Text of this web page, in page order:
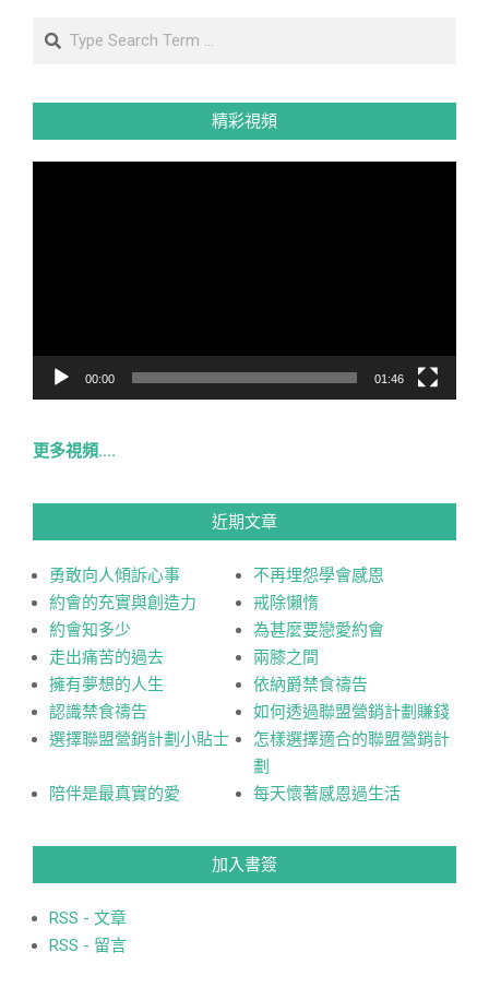
Search
精彩視頻
00:00 01:46
更多視頻….
近期文章
勇敢向人傾訴心事
不再埋怨學會感恩
約會的充實與創造力
戒除懶惰
約會知多少
為甚麼要戀愛約會
走出痛苦的過去
兩膝之間
擁有夢想的人生
依納爵禁食禱告
認識禁食禱告
如何透過聯盟營銷計劃賺錢
選擇聯盟營銷計劃小貼士
怎樣選擇適合的聯盟營銷計
劃
陪伴是最真實的愛
每天懷著感恩過生活
加入書簽
RSS - 文章
RSS - 留言